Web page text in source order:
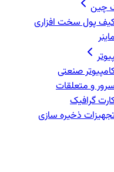
چین
پول سخت افزاری
صنعتی
و متعلقات
گرافیک
ذخیره سازی